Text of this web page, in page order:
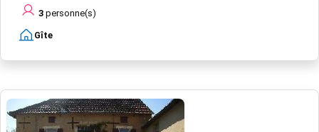
3 personne(s)
Gîte